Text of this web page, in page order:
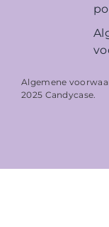
Algemene
2025 Candycase.